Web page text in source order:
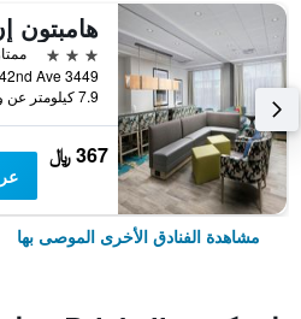
3 نجوم
ممتاز
7.9 كيلومتر عن وسط المدينة
367 ﷼
مشاهدة الفنادق الأخرى الموصى بها